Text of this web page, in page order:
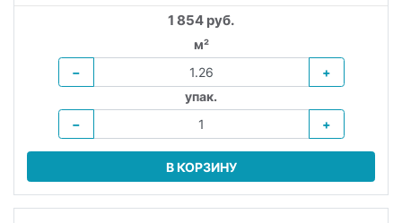
1 854 руб.
м²
−
+
упак.
−
+
В КОРЗИНУ